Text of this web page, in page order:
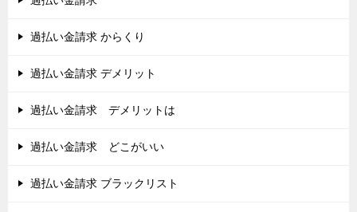
過払い金請求 からくり
過払い金請求 デメリット
過払い金請求 デメリットは
過払い金請求 どこがいい
過払い金請求 ブラックリスト